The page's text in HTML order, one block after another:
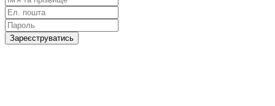
Зареєструватись